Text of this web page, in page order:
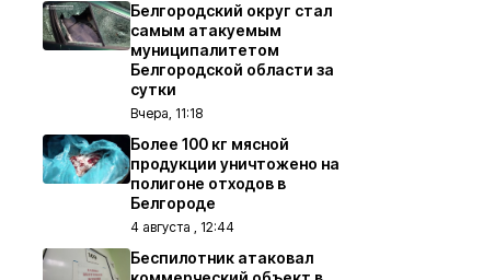
Белгородский округ стал
самым атакуемым
муниципалитетом
Белгородской области за
сутки
Вчера, 11:18
Более 100 кг мясной
продукции уничтожено на
полигоне отходов в
Белгороде
4 августа , 12:44
Беспилотник атаковал